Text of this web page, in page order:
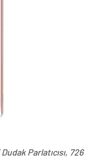
Parlatıcısı, 726